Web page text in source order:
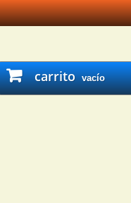
carrito vacío